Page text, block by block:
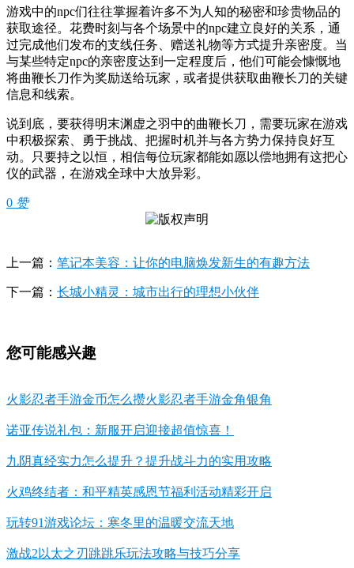
游戏中的npc们往往掌握着许多不为人知的秘密和珍贵物品的
获取途径。花费时刻与各个场景中的npc建立良好的关系，通
过完成他们发布的支线任务、赠送礼物等方式提升亲密度。当
与某些特定npc的亲密度达到一定程度后，他们可能会慷慨地
将曲鞭长刀作为奖励送给玩家，或者提供获取曲鞭长刀的关键
信息和线索。
说到底，要获得明末渊虚之羽中的曲鞭长刀，需要玩家在游戏
中积极探索、勇于挑战、把握时机并与各方势力保持良好互
动。只要持之以恒，相信每位玩家都能如愿以偿地拥有这把心
仪的武器，在游戏全球中大放异彩。
0 赞
上一篇： 笔记本美容：让你的电脑焕发新生的有趣方法
下一篇： 长城小精灵：城市出行的理想小伙伴
您可能感兴趣
火影忍者手游金币怎么攒火影忍者手游金角银角
诺亚传说礼包：新服开启迎接超值惊喜！
九阴真经实力怎么提升？提升战斗力的实用攻略
火鸡终结者：和平精英感恩节福利活动精彩开启
玩转91游戏论坛：寒冬里的温暖交流天地
激战2以太之刃跳跳乐玩法攻略与技巧分享